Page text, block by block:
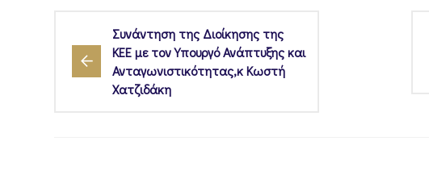
Συνάντηση της Διοίκησης της
ΚΕΕ με τον Υπουργό Ανάπτυξης και
Ανταγωνιστικότητας,κ Κωστή
Χατζιδάκη